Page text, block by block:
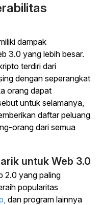
dampak
3.0 yang lebih besar.
terdiri dari
dengan seperangkat
orang dapat
untuk selamanya,
daftar peluang
orang dari semua
untuk Web 3.0
2.0 yang paling
popularitas
dan program lainnya